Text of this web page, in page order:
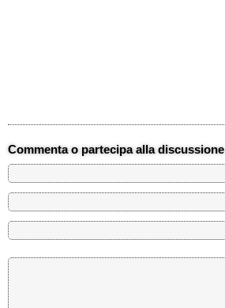
Commenta o partecipa alla discussione